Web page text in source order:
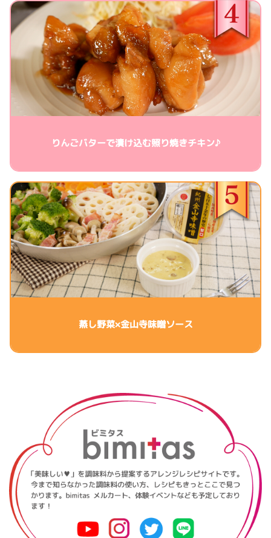
りんごバターで漬け込む照り焼きチキン♪
蒸し野菜×金山寺味噌ソース